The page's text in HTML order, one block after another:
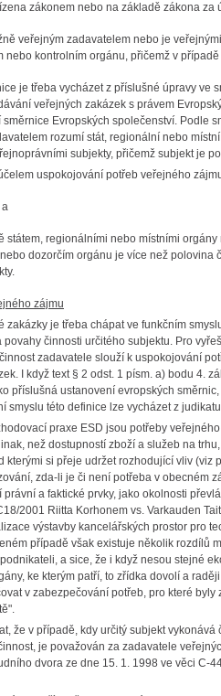
zákonem nebo na základě zákona
veřejným zadavatelem nebo je
nebo kontrolním orgánu, přičemž v
je třeba vycházet z příslušné úpravy
veřejných zakázek s právem
Evropských společenství. Podle
rozumí stát, regionální nebo
subjekty, přičemž subjekt je
uspokojování potřeb veřejného
a
státem, regionálními nebo místními
dozorčím orgánu je více než
zájmu
zakázky je třeba chápat ve funkčním
činnosti určitého subjektu. Pro
zadavatele slouží k uspokojování
I když text § 2 odst. 1 písm. a) bodu 4.
příslušná ustanovení evropských
smyslu této definice lze vycházet z
praxe ESD jsou potřeby
než dostupností zboží a služeb na
kterými si přeje udržet rozhodující vliv
zda-li je či není potřeba v obecném
a faktické prvky, jako okolnosti
2001 Riitta Korhonem vs. Varkauden
výstavby kancelářských prostor pro
případě však existuje několik rozdílů
a sice, že i když nesou stejné
ke kterým patří, to zřídka dovolí a
v zabezpečování potřeb, pro které
že v případě, kdy určitý subjekt
je považován za zadavatele
dvora ze dne 15. 1. 1998 ve věci C-